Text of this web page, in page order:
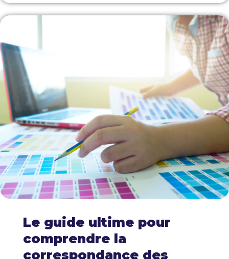
Le guide ultime pour
comprendre la
correspondance des